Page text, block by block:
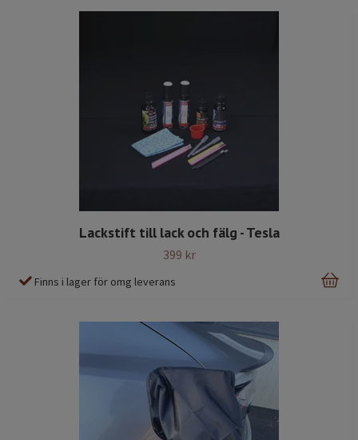
Lackstift till lack och fälg - Tesla
399 kr
Finns i lager för omg leverans